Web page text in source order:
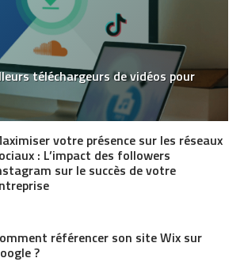
téléchargeurs de vidéos pour
votre présence sur les réseaux
: L’impact des followers
sur le succès de votre
référencer son site Wix sur
?